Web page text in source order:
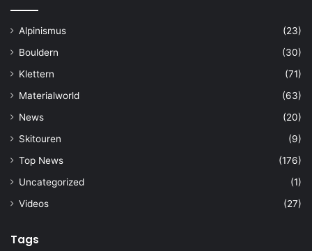
Alpinismus
(23)
Bouldern
(30)
Klettern
(71)
Materialworld
(63)
News
(20)
Skitouren
(9)
Top News
(176)
Uncategorized
(1)
Videos
(27)
Tags